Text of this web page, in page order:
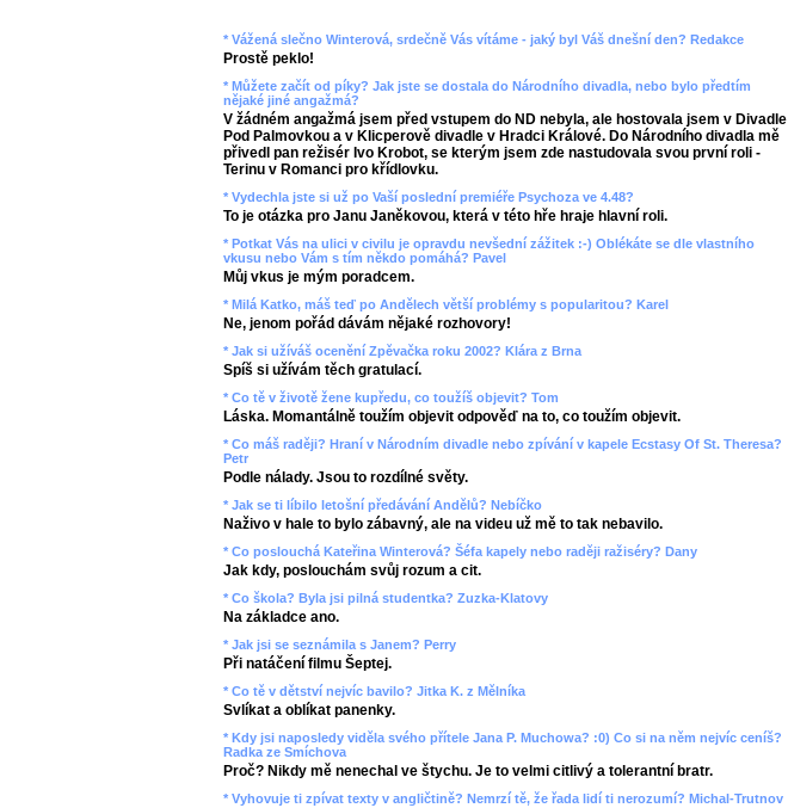
* Vážená slečno Winterová, srdečně Vás vítáme - jaký byl Váš dnešní den? Redakce
Prostě peklo!
* Můžete začít od píky? Jak jste se dostala do Národního divadla, nebo bylo předtím
nějaké jiné angažmá?
V žádném angažmá jsem před vstupem do ND nebyla, ale hostovala jsem v Divadle
Pod Palmovkou a v Klicperově divadle v Hradci Králové. Do Národního divadla mě
přivedl pan režisér Ivo Krobot, se kterým jsem zde nastudovala svou první roli -
Terinu v Romanci pro křídlovku.
* Vydechla jste si už po Vaší poslední premiéře Psychoza ve 4.48?
To je otázka pro Janu Janěkovou, která v této hře hraje hlavní roli.
* Potkat Vás na ulici v civilu je opravdu nevšední zážitek :-) Oblékáte se dle vlastního
vkusu nebo Vám s tím někdo pomáhá? Pavel
Můj vkus je mým poradcem.
* Milá Katko, máš teď po Andělech větší problémy s popularitou? Karel
Ne, jenom pořád dávám nějaké rozhovory!
* Jak si užíváš ocenění Zpěvačka roku 2002? Klára z Brna
Spíš si užívám těch gratulací.
* Co tě v životě žene kupředu, co toužíš objevit? Tom
Láska. Momantálně toužím objevit odpověď na to, co toužím objevit.
* Co máš raději? Hraní v Národním divadle nebo zpívání v kapele Ecstasy Of St. Theresa?
Petr
Podle nálady. Jsou to rozdílné světy.
* Jak se ti líbilo letošní předávání Andělů? Nebíčko
Naživo v hale to bylo zábavný, ale na videu už mě to tak nebavilo.
* Co poslouchá Kateřina Winterová? Šéfa kapely nebo raději ražiséry? Dany
Jak kdy, poslouchám svůj rozum a cit.
* Co škola? Byla jsi pilná studentka? Zuzka-Klatovy
Na základce ano.
* Jak jsi se seznámila s Janem? Perry
Při natáčení filmu Šeptej.
* Co tě v dětství nejvíc bavilo? Jitka K. z Mělníka
Svlíkat a oblíkat panenky.
* Kdy jsi naposledy viděla svého přítele Jana P. Muchowa? :0) Co si na něm nejvíc ceníš?
Radka ze Smíchova
Proč? Nikdy mě nenechal ve štychu. Je to velmi citlivý a tolerantní bratr.
* Vyhovuje ti zpívat texty v angličtině? Nemrzí tě, že řada lidí ti nerozumí? Michal-Trutnov